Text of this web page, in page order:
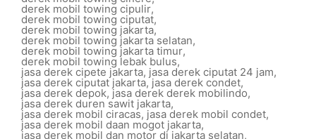
derek mobil towing cipulir,
derek mobil towing ciputat,
derek mobil towing jakarta,
derek mobil towing jakarta selatan,
derek mobil towing jakarta timur,
derek mobil towing lebak bulus,
jasa derek cipete jakarta, jasa derek ciputat 24 jam,
jasa derek ciputat jakarta,jasa derek condet,
jasa derek depok,jasa derek derek mobilindo,
jasa derek duren sawit jakarta,
jasa derek mobil ciracas, jasa derek mobil condet,
jasa derek mobil daan mogot jakarta,
jasa derek mobil dan motor di jakarta selatan,